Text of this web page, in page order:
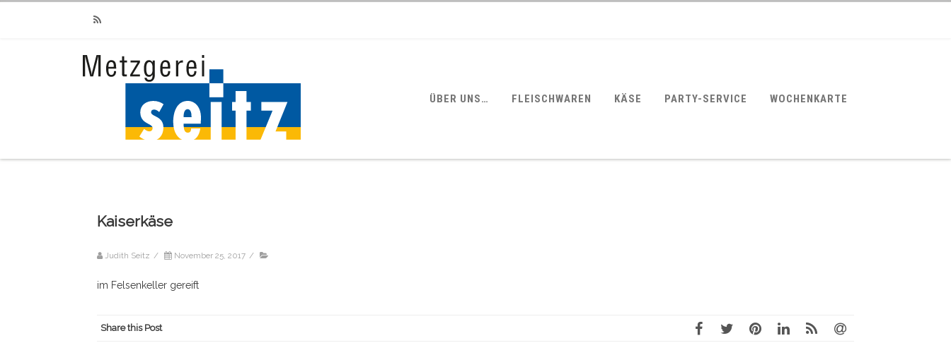
RSS
ÜBER UNS… FLEISCHWAREN KÄSE PARTY-SERVICE WOCHENKARTE
Kaiserkäse
Judith Seitz / November 25, 2017 /
im Felsenkeller gereift
Share this Post